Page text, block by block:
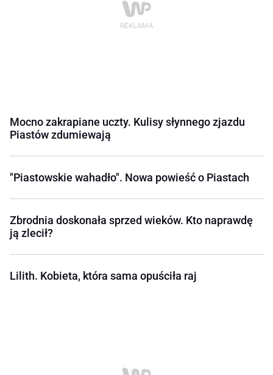
Mocno zakrapiane uczty. Kulisy słynnego zjazdu
Piastów zdumiewają
"Piastowskie wahadło". Nowa powieść o Piastach
Zbrodnia doskonała sprzed wieków. Kto naprawdę
ją zlecił?
Lilith. Kobieta, która sama opuściła raj